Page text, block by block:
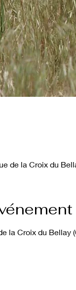
de la Croix du
la Croix du Bellay